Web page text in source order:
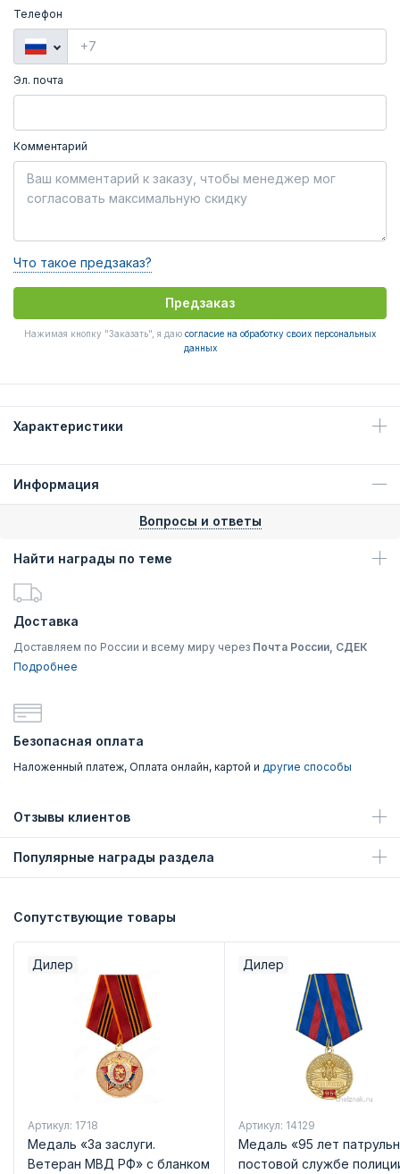
Телефон
Эл. почта
Комментарий
Что такое предзаказ?
Предзаказ
Нажимая кнопку "Заказать", я даю согласие на обработку своих персональных
данных
Характеристики
Информация
Вопросы и ответы
Найти награды по теме
Доставка
Доставляем по России и всему миру через Почта России, СДЕК
Подробнее
Безопасная оплата
Наложенный платеж, Оплата онлайн, картой и другие способы
Отзывы клиентов
Популярные награды раздела
Сопутствующие товары
Дилер
Артикул: 1718
Медаль «За заслуги.
Ветеран МВД РФ» с бланком
Дилер
Артикул: 14129
Медаль «95 лет
постовой службе